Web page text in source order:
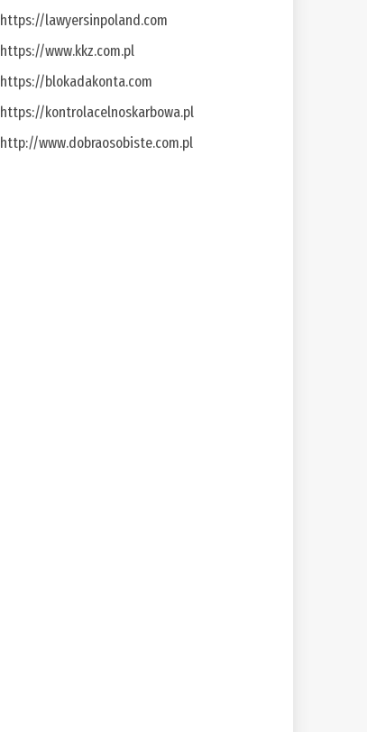
https://lawyersinpoland.com
https://www.kkz.com.pl
https://blokadakonta.com
https://kontrolacelnoskarbowa.pl
http://www.dobraosobiste.com.pl